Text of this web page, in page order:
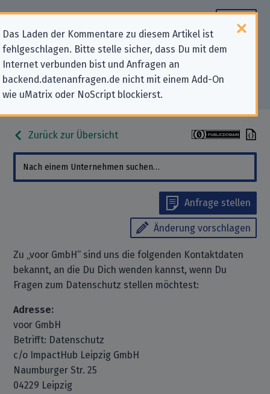
Das Laden der Kommentare zu diesem Artikel ist
fehlgeschlagen. Bitte stelle sicher, dass Du mit dem
Internet verbunden bist und Anfragen an
backend.datenanfragen.de nicht mit einem Add-On
wie uMatrix oder NoScript blockierst.
Datenschutz-Kontaktdaten für
„voor GmbH“
Zurück zur Übersicht
Anfrage stellen
Änderung vorschlagen
Zu „voor GmbH“ sind uns die folgenden Kontaktdaten
bekannt, an die Du Dich wenden kannst, wenn Du
Fragen zum Datenschutz stellen möchtest:
Adresse:
voor GmbH
Betrifft: Datenschutz
c/o ImpactHub Leipzig GmbH
Naumburger Str. 25
04229 Leipzig